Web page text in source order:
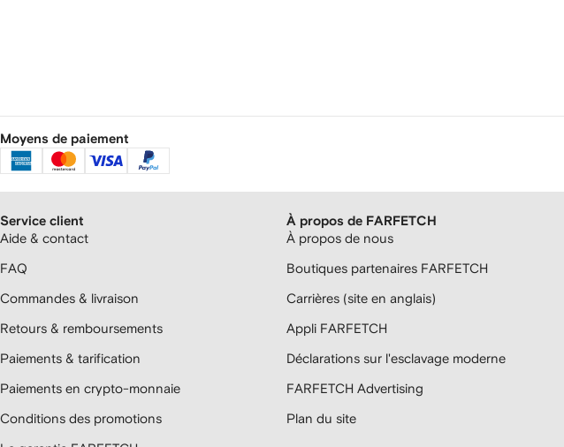
Moyens de paiement
Service client
Aide & contact
FAQ
Commandes & livraison
Retours & remboursements
Paiements & tarification
Paiements en crypto-monnaie
Conditions des promotions
À propos de FARFETCH
À propos de nous
Boutiques partenaires FARFETCH
Carrières (site en anglais)
Appli FARFETCH
Déclarations sur l'esclavage moderne
FARFETCH Advertising
Plan du site